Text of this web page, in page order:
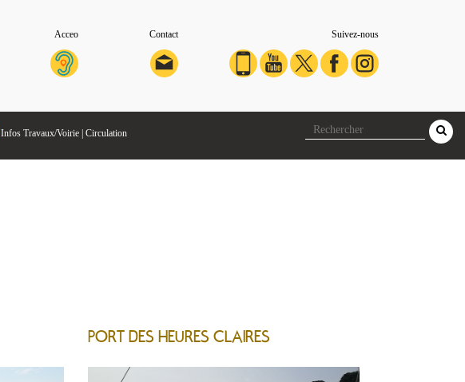
Acceo Contact Suivez-nous
Infos Travaux/Voirie | Circulation
PORT DES HEURES CLAIRES